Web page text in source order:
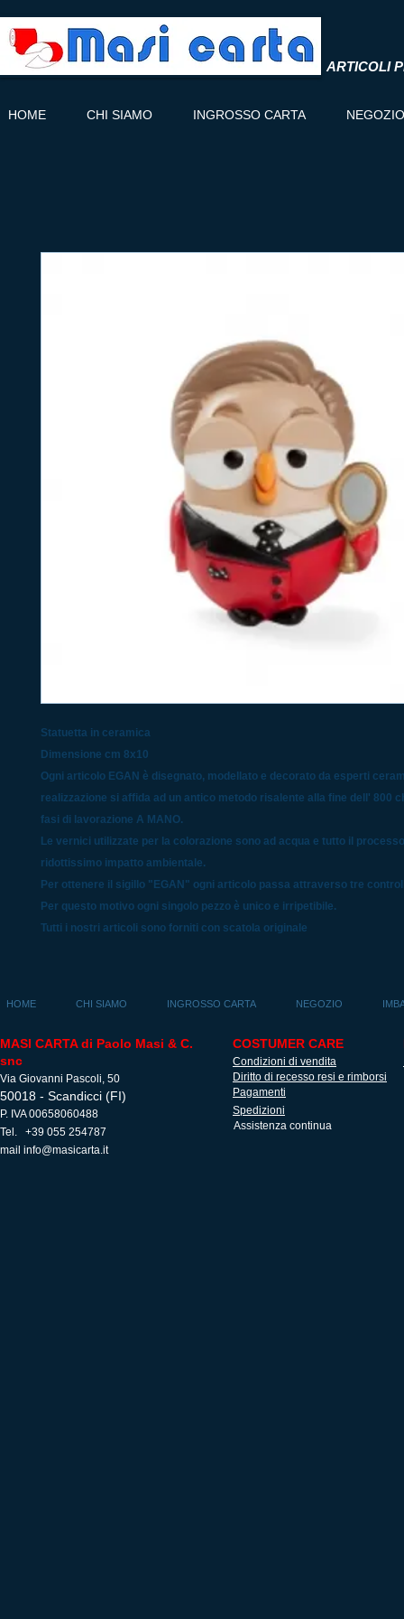
ARTICOLI
HOME CHI SIAMO INGROSSO CARTA NEGOZIO
Statuetta in ceramica
Dimensione cm 8x10
Ogni articolo EGAN è disegnato, modellato e decorato da esperti
realizzazione si affida ad un antico metodo risalente alla fine dell' 800
fasi di lavorazione A MANO.
Le vernici utilizzate per la colorazione sono ad acqua e tutto il
ridottissimo impatto ambientale.
Per ottenere il sigillo "EGAN" ogni articolo passa attraverso tre
Per questo motivo ogni singolo pezzo è unico e irripetibile.
Tutti i nostri articoli sono forniti con scatola originale
HOME CHI SIAMO INGROSSO CARTA NEGOZIO
MASI CARTA di Paolo Masi & C.
snc
Via Giovanni Pascoli, 50
50018 - Scandicci (FI)
P. IVA 00658060488
Tel. +39 055 254787
mail info@masicarta.it
COSTUMER CARE
Condizioni di vendita
Diritto di recesso resi e rimborsi
Pagamenti
Spedizioni
Assistenza continua